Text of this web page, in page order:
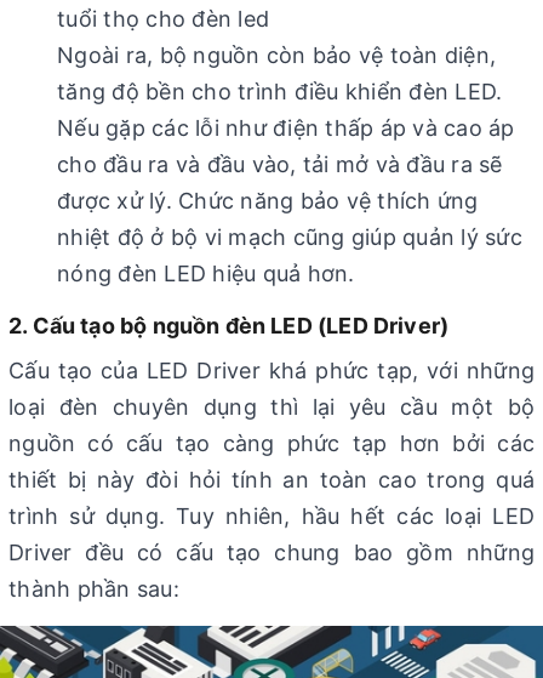
tuổi thọ cho đèn led
Ngoài ra, bộ nguồn còn bảo vệ toàn diện,
tăng độ bền cho trình điều khiển đèn LED.
Nếu gặp các lỗi như điện thấp áp và cao áp
cho đầu ra và đầu vào, tải mở và đầu ra sẽ
được xử lý. Chức năng bảo vệ thích ứng
nhiệt độ ở bộ vi mạch cũng giúp quản lý sức
nóng đèn LED hiệu quả hơn.
2. Cấu tạo bộ nguồn đèn LED (LED Driver)
Cấu tạo của LED Driver khá phức tạp, với những
loại đèn chuyên dụng thì lại yêu cầu một bộ
nguồn có cấu tạo càng phức tạp hơn bởi các
thiết bị này đòi hỏi tính an toàn cao trong quá
trình sử dụng. Tuy nhiên, hầu hết các loại LED
Driver đều có cấu tạo chung bao gồm những
thành phần sau: